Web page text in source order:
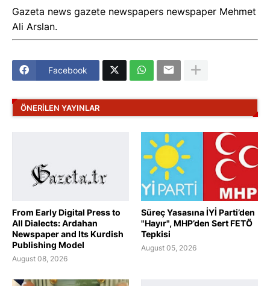
Gazeta news gazete newspapers newspaper Mehmet
Ali Arslan.
Facebook
ÖNERILEN YAYINLAR
From Early Digital Press to
All Dialects: Ardahan
Newspaper and Its Kurdish
Publishing Model
August 08, 2026
Süreç Yasasına İYİ Parti’den
"Hayır", MHP’den Sert FETÖ
Tepkisi
August 05, 2026